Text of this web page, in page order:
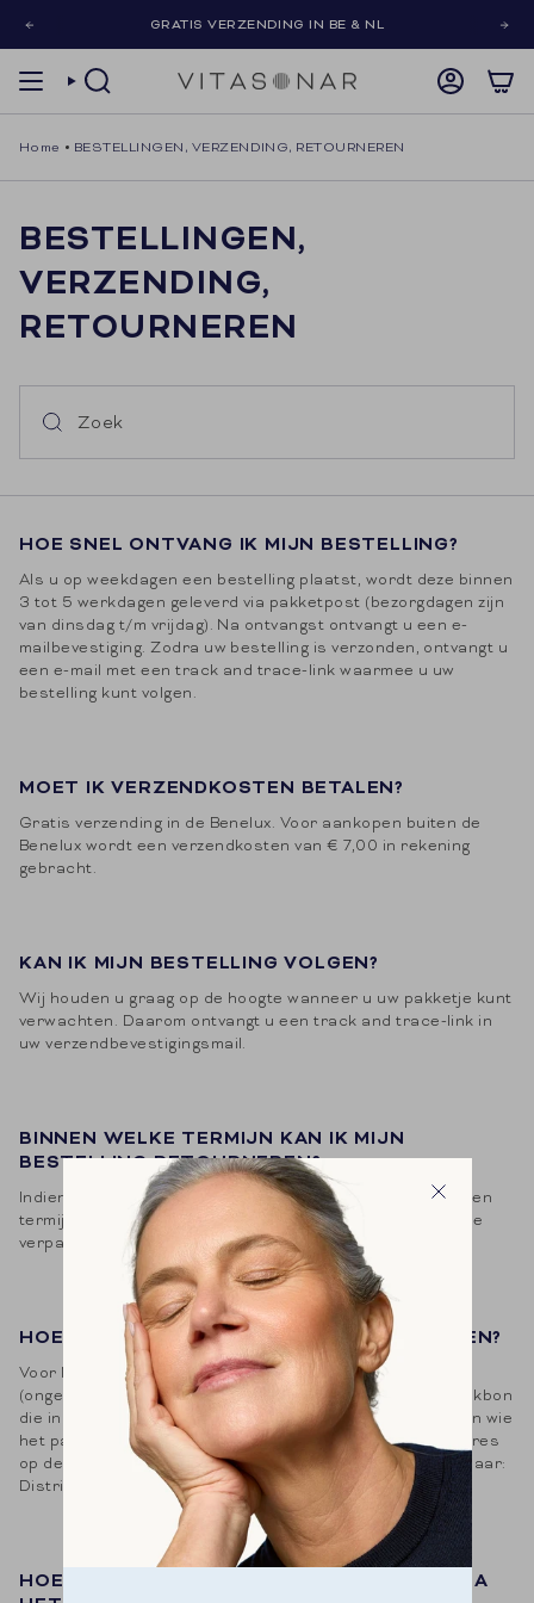
GRATIS VERZENDING IN BE & NL
SEARCH ACCOUNT
Home BESTELLINGEN, VERZENDING, RETOURNEREN
BESTELLINGEN,
VERZENDING,
RETOURNEREN
HOE SNEL ONTVANG IK MIJN BESTELLING?
Als u op weekdagen een bestelling plaatst, wordt deze binnen
3 tot 5 werkdagen geleverd via pakketpost (bezorgdagen zijn
van dinsdag t/m vrijdag). Na ontvangst ontvangt u een e-
mailbevestiging. Zodra uw bestelling is verzonden, ontvangt u
een e-mail met een track and trace-link waarmee u uw
bestelling kunt volgen.
MOET IK VERZENDKOSTEN BETALEN?
Gratis verzending in de Benelux. Voor aankopen buiten de
Benelux wordt een verzendkosten van € 7,00 in rekening
gebracht.
KAN IK MIJN BESTELLING VOLGEN?
Wij houden u graag op de hoogte wanneer u uw pakketje kunt
verwachten. Daarom ontvangt u een track and trace-link in
uw verzendbevestigingsmail.
BINNEN WELKE TERMIJN KAN IK MIJN
BESTELLING RETOURNEREN?
Indien u een product wilt retourneren, heeft u hiervoor een
termijn van 14 dagen. De producten moeten in de originele
verpakking zitten en ongeopend zijn.
HOE KAN IK MIJN BESTELLING RETOURNEREN?
Voor Nederland/België: Plaats hiervoor het product
(ongeopend) terug in de originele doos, samen met de pakbon
die in de verpakking zat. Hierdoor kunnen wij identificeren wie
het pakket heeft geretourneerd. Vergeet niet je eigen adres
op de doos onleesbaar te maken en stuur het pakketje naar:
Distrimedia, Schoenstraat 14, B-9140 Temse.
HOE SNEL ONTVANG IK MIJN GELD TERUG NA